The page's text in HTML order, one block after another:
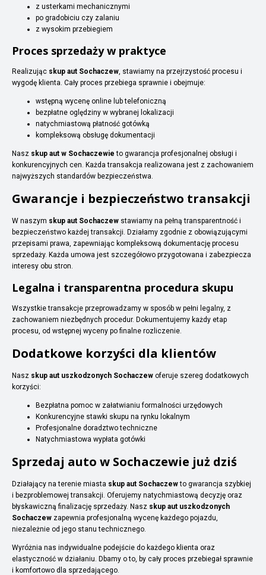
z usterkami mechanicznymi
po gradobiciu czy zalaniu
z wysokim przebiegiem
Proces sprzedaży w praktyce
Realizując skup aut Sochaczew, stawiamy na przejrzystość procesu i
wygodę klienta. Cały proces przebiega sprawnie i obejmuje:
wstępną wycenę online lub telefoniczną
bezpłatne oględziny w wybranej lokalizacji
natychmiastową płatność gotówką
kompleksową obsługę dokumentacji
Nasz skup aut w Sochaczewie to gwarancja profesjonalnej obsługi i
konkurencyjnych cen. Każda transakcja realizowana jest z zachowaniem
najwyższych standardów bezpieczeństwa.
Gwarancje i bezpieczeństwo transakcji
W naszym skup aut Sochaczew stawiamy na pełną transparentność i
bezpieczeństwo każdej transakcji. Działamy zgodnie z obowiązującymi
przepisami prawa, zapewniając kompleksową dokumentację procesu
sprzedaży. Każda umowa jest szczegółowo przygotowana i zabezpiecza
interesy obu stron.
Legalna i transparentna procedura skupu
Wszystkie transakcje przeprowadzamy w sposób w pełni legalny, z
zachowaniem niezbędnych procedur. Dokumentujemy każdy etap
procesu, od wstępnej wyceny po finalne rozliczenie.
Dodatkowe korzyści dla klientów
Nasz skup aut uszkodzonych Sochaczew oferuje szereg dodatkowych
korzyści:
Bezpłatna pomoc w załatwianiu formalności urzędowych
Konkurencyjne stawki skupu na rynku lokalnym
Profesjonalne doradztwo techniczne
Natychmiastowa wypłata gotówki
Sprzedaj auto w Sochaczewie już dziś
Działający na terenie miasta skup aut Sochaczewto gwarancja szybkiej
i bezproblemowej transakcji. Oferujemy natychmiastową decyzję oraz
błyskawiczną finalizację sprzedaży. Nasz skup aut uszkodzonych
Sochaczew zapewnia profesjonalną wycenę każdego pojazdu,
niezależnie od jego stanu technicznego.
Wyróżnia nas indywidualne podejście do każdego klienta oraz
elastyczność w działaniu. Dbamy o to, by cały proces przebiegał sprawnie
i komfortowo dla sprzedającego.